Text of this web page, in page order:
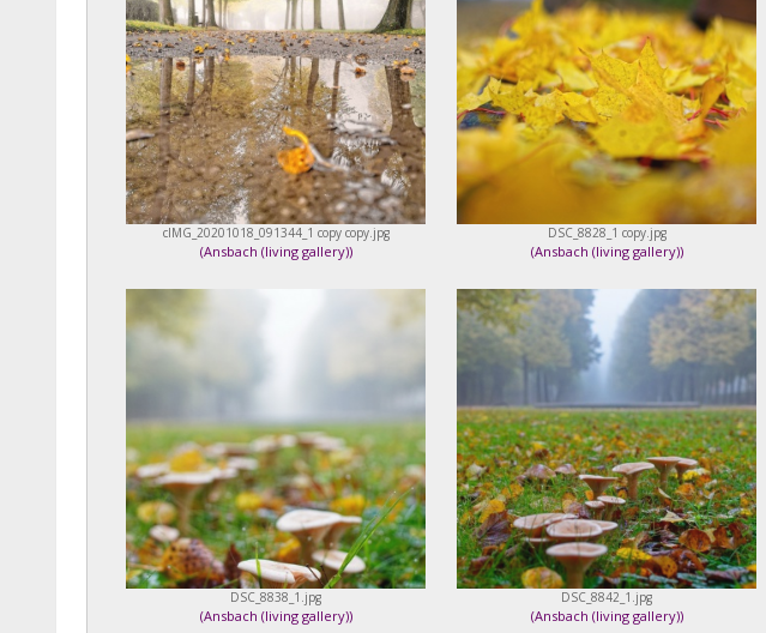
cIMG_20201018_091344_1 copy copy.jpg
(Ansbach (living gallery))
DSC_8828_1 copy.jpg
(Ansbach (living gallery))
DSC_8838_1.jpg
(Ansbach (living gallery))
DSC_8842_1.jpg
(Ansbach (living gallery))